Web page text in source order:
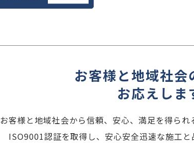
お客様と地域社会
お応えしま
お客様と地域社会から信頼、安心、満足を得られ
ISO9001認証を取得し、安心安全迅速な施工と